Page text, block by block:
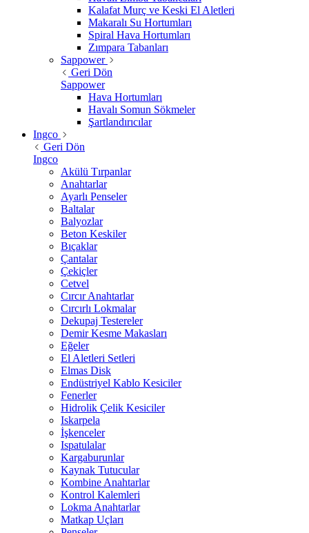
Kalafat Murç ve Keski El Aletleri
Makaralı Su Hortumları
Spiral Hava Hortumları
Zımpara Tabanları
Sappower
Geri Dön
Sappower
Hava Hortumları
Havalı Somun Sökmeler
Şartlandırıcılar
Ingco
Geri Dön
Ingco
Akülü Tırpanlar
Anahtarlar
Ayarlı Penseler
Baltalar
Balyozlar
Beton Keskiler
Bıçaklar
Çantalar
Çekiçler
Cetvel
Cırcır Anahtarlar
Cırcırlı Lokmalar
Dekupaj Testereler
Demir Kesme Makasları
Eğeler
El Aletleri Setleri
Elmas Disk
Endüstriyel Kablo Kesiciler
Fenerler
Hidrolik Çelik Kesiciler
Iskarpela
İşkenceler
Ispatulalar
Kargaburunlar
Kaynak Tutucular
Kombine Anahtarlar
Kontrol Kalemleri
Lokma Anahtarlar
Matkap Uçları